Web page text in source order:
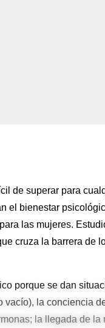
de superar para
el bienestar
las mujeres.
cruza la barrera de
porque se dan
la conciencia
la llegada de